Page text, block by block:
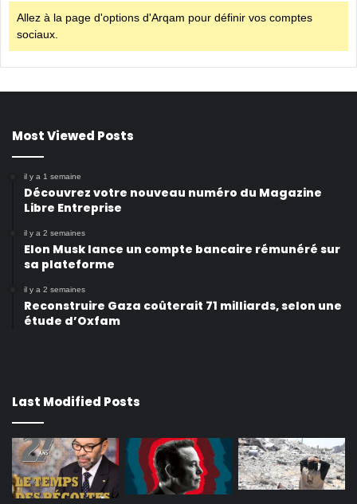
Allez à la page d'options d'Arqam pour définir vos comptes
sociaux.
Most Viewed Posts
il y a 1 semaine
Découvrez votre nouveau numéro du Magazine
Libre Entreprise
il y a 2 semaines
Elon Musk lance un compte bancaire rémunéré sur
sa plateforme
il y a 2 semaines
Reconstruire Gaza coûterait 71 milliards, selon une
étude d’Oxfam
Last Modified Posts